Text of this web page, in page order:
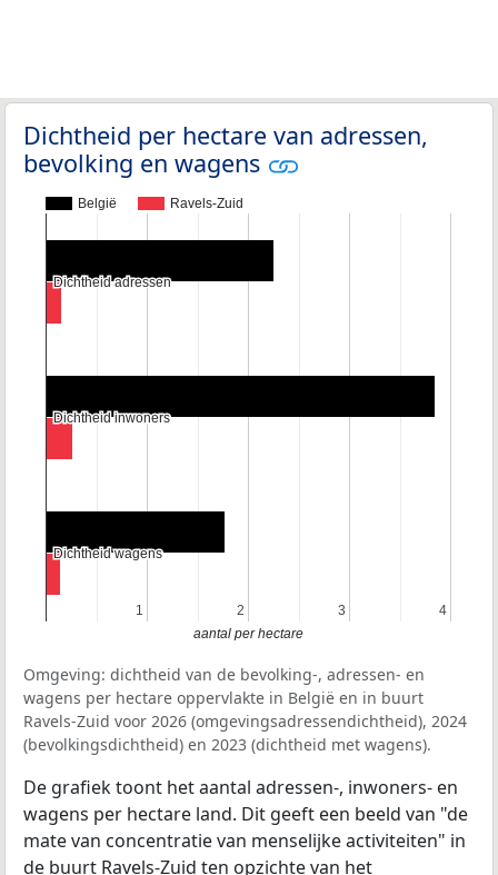
Dichtheid per hectare van adressen,
bevolking en wagens
België Ravels-Zuid
1
1 2
2 3
3 4
4
Dichtheid adressen
Dichtheid adressen
Dichtheid inwoners
Dichtheid inwoners
Dichtheid wagens
Dichtheid wagens
aantal per hectare
Omgeving: dichtheid van de bevolking-, adressen- en
wagens per hectare oppervlakte in België en in buurt
Ravels-Zuid voor 2026 (omgevingsadressendichtheid), 2024
(bevolkingsdichtheid) en 2023 (dichtheid met wagens).
De grafiek toont het aantal adressen-, inwoners- en
wagens per hectare land. Dit geeft een beeld van "de
mate van concentratie van menselijke activiteiten" in
de buurt Ravels-Zuid ten opzichte van het